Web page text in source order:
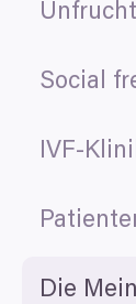
Social
IVF-
Die